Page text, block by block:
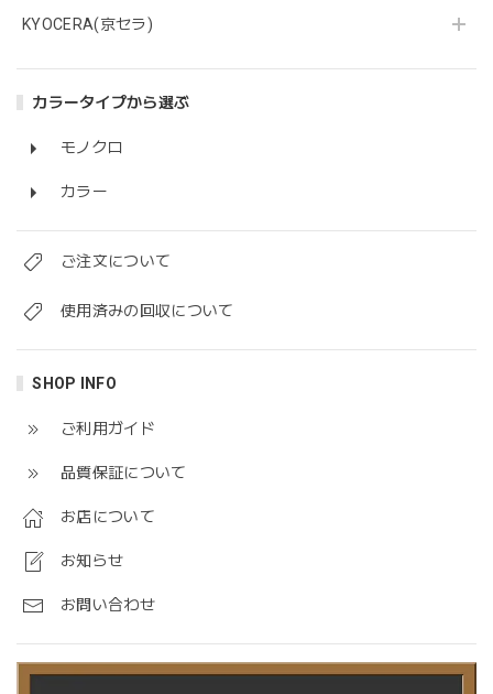
KYOCERA(京セラ)
カラータイプから選ぶ
モノクロ
カラー
ご注文について
使用済みの回収について
SHOP INFO
ご利用ガイド
品質保証について
お店について
お知らせ
お問い合わせ